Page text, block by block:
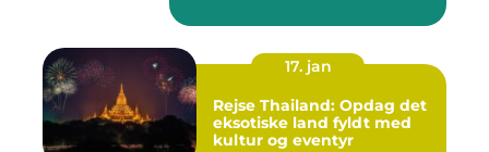
17. jan
Rejse Thailand: Opdag det
eksotiske land fyldt med
kultur og eventyr